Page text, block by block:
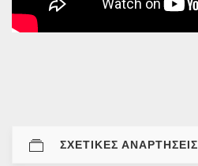
ΣΧΕΤΙΚΕΣ ΑΝΑΡΤΗΣΕΙΣ